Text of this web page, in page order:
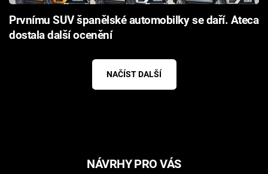
Prvnímu SUV španělské automobilky se daří. Ateca
dostala další ocenění
NAČÍST DALŠÍ
NÁVRHY PRO VÁS